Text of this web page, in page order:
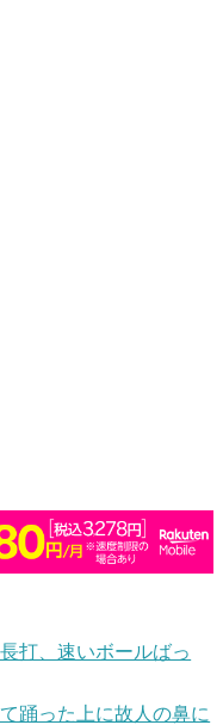
打、速いボールばっ
踊った上に故人の鼻に